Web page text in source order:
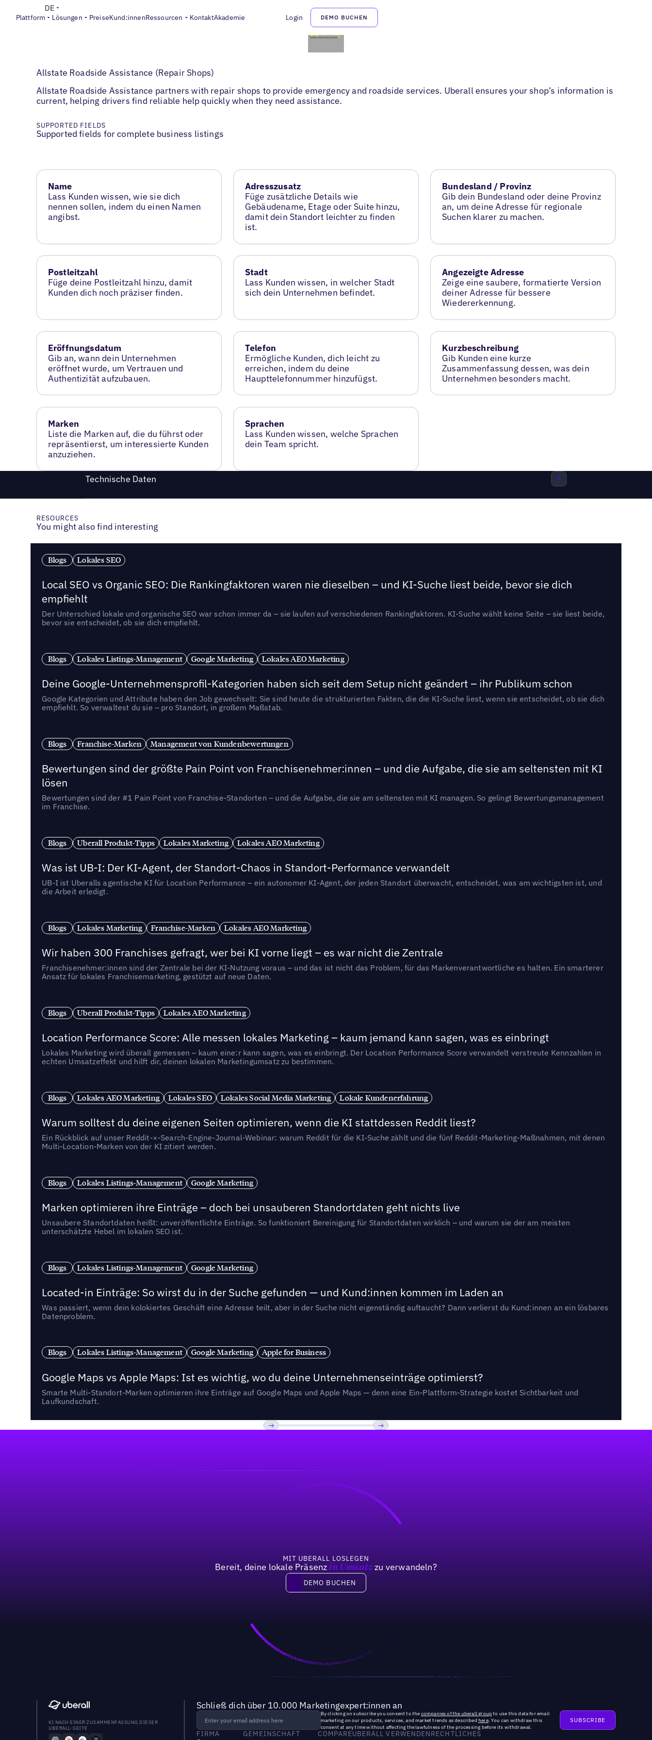
Plattform Lösungen PreiseKund:innenRessourcen KontaktAkademie Login DEMO BUCHEN
DE
Allstate Roadside Assistance (Repair Shops)
Allstate Roadside Assistance partners with repair shops to provide emergency and roadside services. Uberall ensures your shop’s information is
current, helping drivers find reliable help quickly when they need assistance.
SUPPORTED FIELDS
Supported fields for complete business listings
Name
Lass Kunden wissen, wie sie dich
nennen sollen, indem du einen Namen
angibst.
Adresszusatz
Füge zusätzliche Details wie
Gebäudename, Etage oder Suite hinzu,
damit dein Standort leichter zu finden
ist.
Bundesland / Provinz
Gib dein Bundesland oder deine Provinz
an, um deine Adresse für regionale
Suchen klarer zu machen.
Postleitzahl
Füge deine Postleitzahl hinzu, damit
Kunden dich noch präziser finden.
Stadt
Lass Kunden wissen, in welcher Stadt
sich dein Unternehmen befindet.
Angezeigte Adresse
Zeige eine saubere, formatierte Version
deiner Adresse für bessere
Wiedererkennung.
Eröffnungsdatum
Gib an, wann dein Unternehmen
eröffnet wurde, um Vertrauen und
Authentizität aufzubauen.
Telefon
Ermögliche Kunden, dich leicht zu
erreichen, indem du deine
Haupttelefonnummer hinzufügst.
Kurzbeschreibung
Gib Kunden eine kurze
Zusammenfassung dessen, was dein
Unternehmen besonders macht.
Marken
Liste die Marken auf, die du führst oder
repräsentierst, um interessierte Kunden
anzuziehen.
Sprachen
Lass Kunden wissen, welche Sprachen
dein Team spricht.
Technische Daten
RESOURCES
You might also find interesting
Blogs Lokales SEO
Local SEO vs Organic SEO: Die Rankingfaktoren waren nie dieselben – und KI-Suche liest beide, bevor sie dich
empfiehlt
Der Unterschied lokale und organische SEO war schon immer da – sie laufen auf verschiedenen Rankingfaktoren. KI-Suche wählt keine Seite – sie liest beide,
bevor sie entscheidet, ob sie dich empfiehlt.
Blogs Lokales Listings-Management Google Marketing Lokales AEO Marketing
Deine Google-Unternehmensprofil-Kategorien haben sich seit dem Setup nicht geändert – ihr Publikum schon
Google Kategorien und Attribute haben den Job gewechselt: Sie sind heute die strukturierten Fakten, die die KI-Suche liest, wenn sie entscheidet, ob sie dich
empfiehlt. So verwaltest du sie – pro Standort, in großem Maßstab.
Blogs Franchise-Marken Management von Kundenbewertungen
Bewertungen sind der größte Pain Point von Franchisenehmer:innen – und die Aufgabe, die sie am seltensten mit KI
lösen
Bewertungen sind der #1 Pain Point von Franchise-Standorten – und die Aufgabe, die sie am seltensten mit KI managen. So gelingt Bewertungsmanagement
im Franchise.
Blogs Uberall Produkt-Tipps Lokales Marketing Lokales AEO Marketing
Was ist UB-I: Der KI-Agent, der Standort-Chaos in Standort-Performance verwandelt
UB-I ist Uberalls agentische KI für Location Performance – ein autonomer KI-Agent, der jeden Standort überwacht, entscheidet, was am wichtigsten ist, und
die Arbeit erledigt.
Blogs Lokales Marketing Franchise-Marken Lokales AEO Marketing
Wir haben 300 Franchises gefragt, wer bei KI vorne liegt – es war nicht die Zentrale
Franchisenehmer:innen sind der Zentrale bei der KI-Nutzung voraus – und das ist nicht das Problem, für das Markenverantwortliche es halten. Ein smarterer
Ansatz für lokales Franchisemarketing, gestützt auf neue Daten.
Blogs Uberall Produkt-Tipps Lokales AEO Marketing
Location Performance Score: Alle messen lokales Marketing – kaum jemand kann sagen, was es einbringt
Lokales Marketing wird überall gemessen – kaum eine:r kann sagen, was es einbringt. Der Location Performance Score verwandelt verstreute Kennzahlen in
echten Umsatzeffekt und hilft dir, deinen lokalen Marketingumsatz zu bestimmen.
Blogs Lokales AEO Marketing Lokales SEO Lokales Social Media Marketing Lokale Kundenerfahrung
Warum solltest du deine eigenen Seiten optimieren, wenn die KI stattdessen Reddit liest?
Ein Rückblick auf unser Reddit-×-Search-Engine-Journal-Webinar: warum Reddit für die KI-Suche zählt und die fünf Reddit-Marketing-Maßnahmen, mit denen
Multi-Location-Marken von der KI zitiert werden.
Blogs Lokales Listings-Management Google Marketing
Marken optimieren ihre Einträge – doch bei unsauberen Standortdaten geht nichts live
Unsaubere Standortdaten heißt: unveröffentlichte Einträge. So funktioniert Bereinigung für Standortdaten wirklich – und warum sie der am meisten
unterschätzte Hebel im lokalen SEO ist.
Blogs Lokales Listings-Management Google Marketing
Located-in Einträge: So wirst du in der Suche gefunden — und Kund:innen kommen im Laden an
Was passiert, wenn dein kolokiertes Geschäft eine Adresse teilt, aber in der Suche nicht eigenständig auftaucht? Dann verlierst du Kund:innen an ein lösbares
Datenproblem.
Blogs Lokales Listings-Management Google Marketing Apple for Business
Google Maps vs Apple Maps: Ist es wichtig, wo du deine Unternehmenseinträge optimierst?
Smarte Multi-Standort-Marken optimieren ihre Einträge auf Google Maps und Apple Maps — denn eine Ein-Plattform-Strategie kostet Sichtbarkeit und
Laufkundschaft.
MIT UBERALL LOSLEGEN
Bereit, deine lokale Präsenzin Umsatzzu verwandeln?
DEMO BUCHEN
DEMO BUCHEN
KI NACH EINER ZUSAMMENFASSUNG DIESER
UBERALL-SEITE
Schließ dich über 10.000 Marketingexpert:innen an
By clicking on subscribe you consent to the companies of the uberall groupto use this data for email
marketing on our products, services, and market trends as described here. You can withdraw this
consent at any time without affecting the lawfulness of the processing before its withdrawal.
FIRMA
GEMEINSCHAFT
COMPAREUBERALL VERWENDENRECHTLICHES